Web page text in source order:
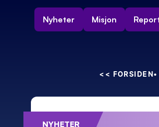
Nyheter Misjon
<< FORSIDEN
NYHETER Feiret 55-års